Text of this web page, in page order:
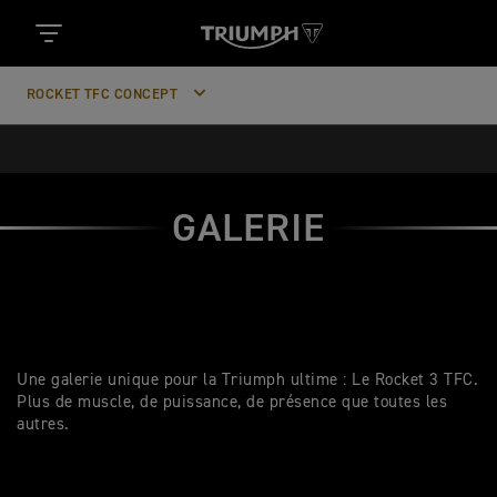
ROCKET TFC CONCEPT
GALERIE
Une galerie unique pour la Triumph ultime : Le Rocket 3 TFC.
Plus de muscle, de puissance, de présence que toutes les
autres.